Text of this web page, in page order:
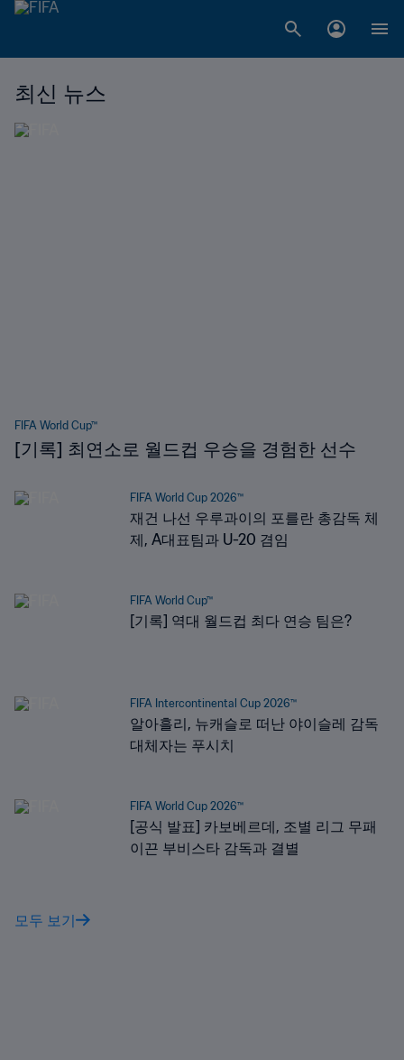
최신 뉴스
FIFA World Cup™
[기록] 최연소로 월드컵 우승을 경험한 선수
FIFA World Cup 2026™
재건 나선 우루과이의 포를란 총감독 체
제, A대표팀과 U-20 겸임
FIFA World Cup™
[기록] 역대 월드컵 최다 연승 팀은?
FIFA Intercontinental Cup 2026™
알아흘리, 뉴캐슬로 떠난 야이슬레 감독
대체자는 푸시치
FIFA World Cup 2026™
[공식 발표] 카보베르데, 조별 리그 무패
이끈 부비스타 감독과 결별
모두 보기